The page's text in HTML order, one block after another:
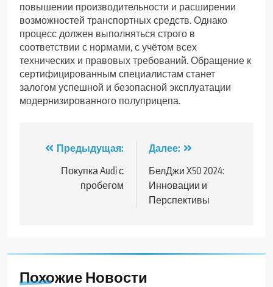
повышении производительности и расширении
возможностей транспортных средств. Однако
процесс должен выполняться строго в
соответствии с нормами, с учётом всех
технических и правовых требований. Обращение к
сертифицированным специалистам станет
залогом успешной и безопасной эксплуатации
модернизированного полуприцепа.
Навигация
записям
Предыдущая:
Покупка Audi с
пробегом
Далее:
БелДжи X50 2024:
Инновации и
Перспективы
Похожие Новости